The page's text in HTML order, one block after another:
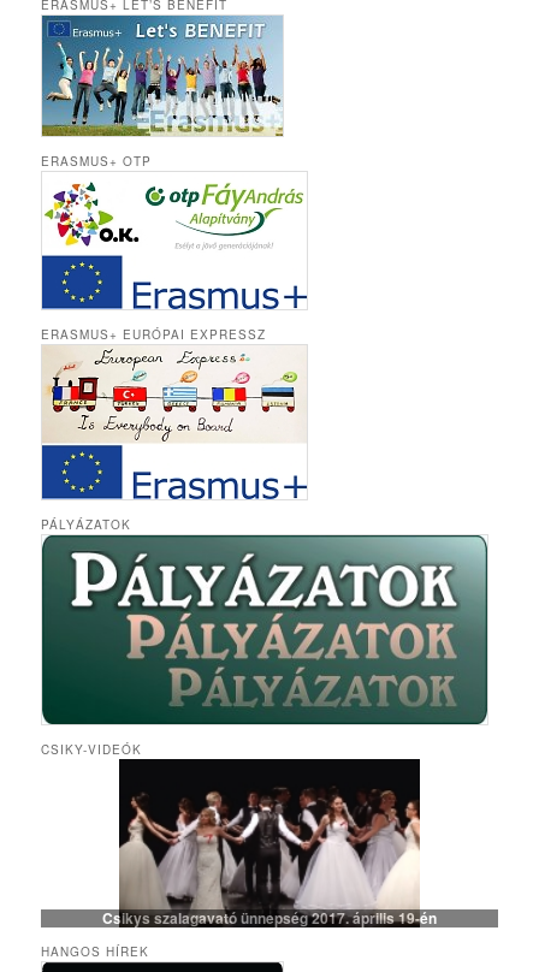
ERASMUS+ LET’S BENEFIT
ERASMUS+ OTP
ERASMUS+ EURÓPAI EXPRESSZ
PÁLYÁZATOK
CSIKY-VIDEÓK
Csikys szalagavató ünnepség 2017. április 19-én
HANGOS HÍREK